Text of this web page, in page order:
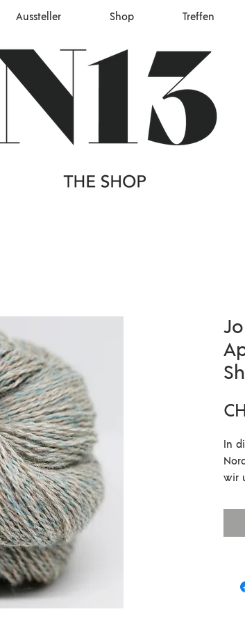
In
wir
Aussteller Shop Treffen